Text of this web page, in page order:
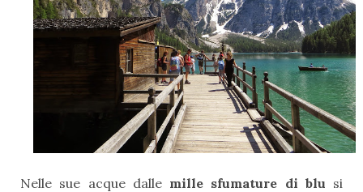
Nelle sue acque dalle mille sfumature di blu si